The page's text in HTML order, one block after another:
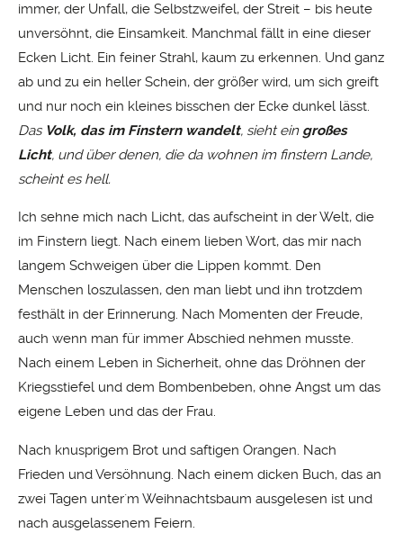
immer, der Unfall, die Selbstzweifel, der Streit – bis heute
unversöhnt, die Einsamkeit. Manchmal fällt in eine dieser
Ecken Licht. Ein feiner Strahl, kaum zu erkennen. Und ganz
ab und zu ein heller Schein, der größer wird, um sich greift
und nur noch ein kleines bisschen der Ecke dunkel lässt.
Das Volk, das im Finstern wandelt, sieht ein großes
Licht, und über denen, die da wohnen im finstern Lande,
scheint es hell.
Ich sehne mich nach Licht, das aufscheint in der Welt, die
im Finstern liegt. Nach einem lieben Wort, das mir nach
langem Schweigen über die Lippen kommt. Den
Menschen loszulassen, den man liebt und ihn trotzdem
festhält in der Erinnerung. Nach Momenten der Freude,
auch wenn man für immer Abschied nehmen musste.
Nach einem Leben in Sicherheit, ohne das Dröhnen der
Kriegsstiefel und dem Bombenbeben, ohne Angst um das
eigene Leben und das der Frau.
Nach knusprigem Brot und saftigen Orangen. Nach
Frieden und Versöhnung. Nach einem dicken Buch, das an
zwei Tagen unter´m Weihnachtsbaum ausgelesen ist und
nach ausgelassenem Feiern.